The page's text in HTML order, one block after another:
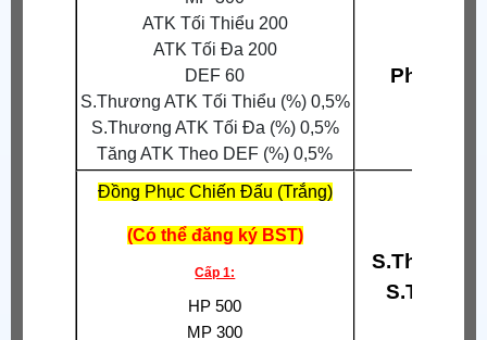
ATK Tối Thiểu 200
ATK Tối Đa 200
DEF 60
S.Thương ATK Tối Thiểu (%) 0,5%
S.Thương ATK Tối Đa (%) 0,5%
Tăng ATK Theo DEF (%) 0,5%
Phòng
Đồng Phục Chiến Đấu (Trắng)
(Có thể đăng ký BST)
Cấp 1:
HP 500
MP 300
S.Thương